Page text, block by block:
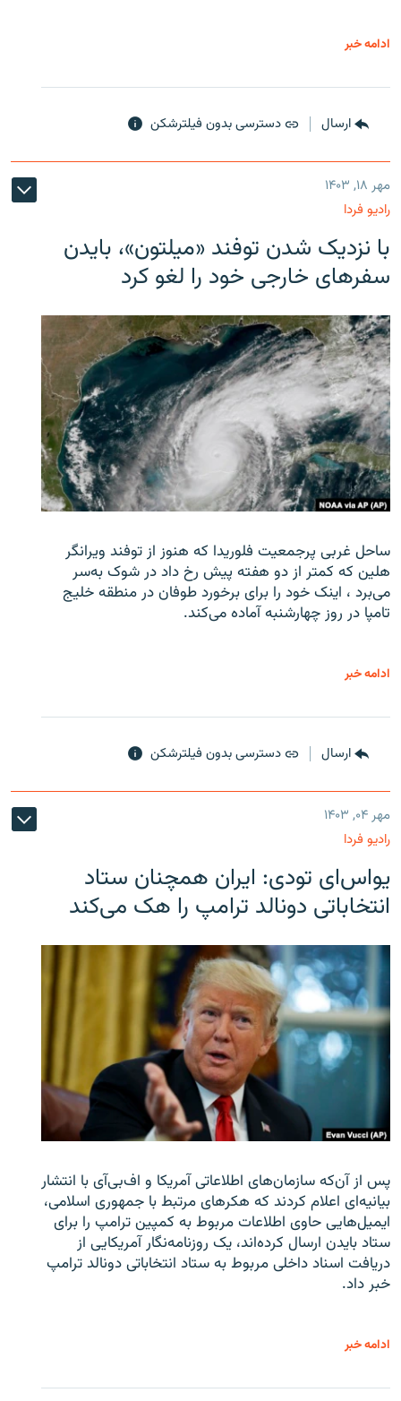
ادامه خبر
ارسال دسترسی بدون فیلترشکن
مهر ۱۸, ۱۴۰۳
رادیو فردا
با نزدیک شدن توفند «میلتون»، بایدن
سفرهای خارجی خود را لغو کرد
ساحل غربی پرجمعیت فلوریدا که هنوز از توفند ویرانگر
هلین که کمتر از دو هفته پیش رخ داد در شوک به‌سر
می‌برد ، اینک خود را برای برخورد طوفان در منطقه خلیج
تامپا در روز چهارشنبه آماده می‌کند.
ادامه خبر
ارسال دسترسی بدون فیلترشکن
مهر ۰۴, ۱۴۰۳
رادیو فردا
یو‌اس‌ای تودی: ایران همچنان ستاد
انتخاباتی دونالد ترامپ را هک می‌کند
پس از آن‌که سازمان‌های اطلاعاتی آمریکا و اف‌بی‌آی با انتشار
بیانیه‌ای اعلام کردند که هکرهای مرتبط با جمهوری اسلامی،
ایمیل‌هایی حاوی اطلاعات مربوط به کمپین ترامپ را برای
ستاد بایدن ارسال کرده‌اند، یک روزنامه‌نگار آمریکایی از
دریافت اسناد داخلی مربوط به ستاد انتخاباتی دونالد ترامپ
خبر داد.
ادامه خبر